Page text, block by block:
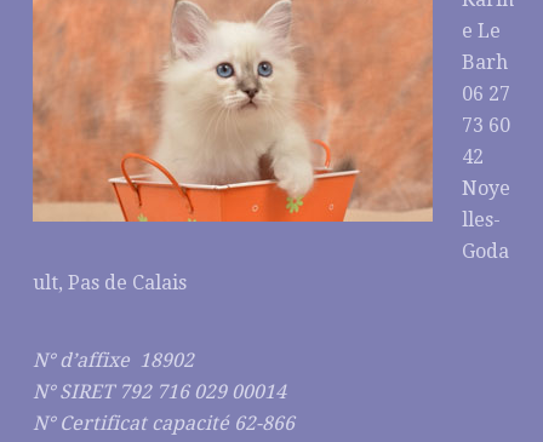
e Le
Barh
06 27
73 60
42
Noye
lles-
Goda
ult, Pas de Calais
N° d’affixe 18902
N° SIRET 792 716 029 00014
N° Certificat capacité 62-866